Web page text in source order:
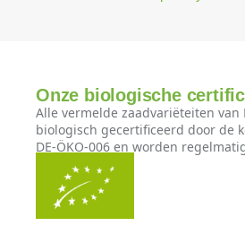
Onze biologische
Alle vermelde zaadvariëteiten
biologisch gecertificeerd door de
DE-ÖKO-006 en worden